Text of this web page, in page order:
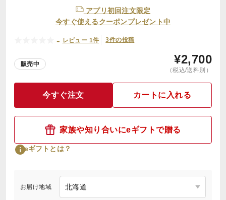
アプリ初回注文限定
今すぐ使えるクーポンプレゼント中
- レビュー 1件 3件の投稿
販売中 ¥2,700
（税込/送料別）
今すぐ注文 カートに入れる
家族や知り合いにeギフトで贈る
eギフトとは？
お届け地域